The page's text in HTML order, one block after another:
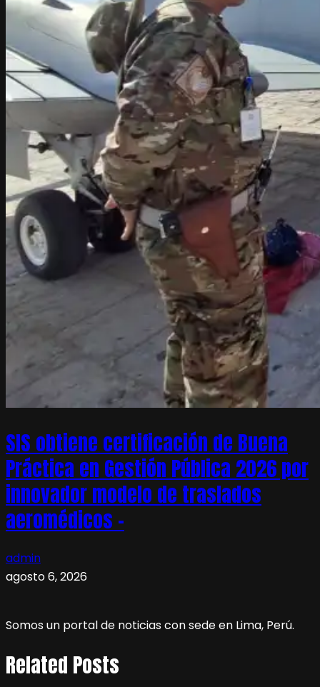
SIS obtiene certificación de Buena
Práctica en Gestión Pública 2026 por
innovador modelo de traslados
aeromédicos –
admin
agosto 6, 2026
Somos un portal de noticias con sede en Lima, Perú.
Related Posts